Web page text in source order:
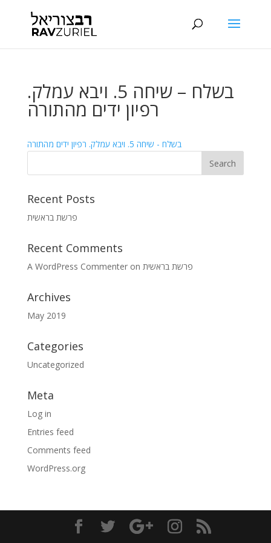
בשלח – שיחה 5. ויבא עמלק.
רפיון ידים מהתורה
בשלח - שיחה 5. ויבא עמלק. רפיון ידים מהתורה
Recent Posts
פרשת בראשית
Recent Comments
A WordPress Commenteron פרשת בראשית
Archives
May 2019
Categories
Uncategorized
Meta
Log in
Entries feed
Comments feed
WordPress.org